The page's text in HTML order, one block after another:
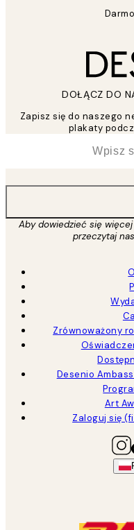
DOŁĄCZ DO
Zapisz się do naszego
plakaty
Aby dowiedzieć się
przeczytaj
Zrównoważony
Desenio
Art
Zaloguj się